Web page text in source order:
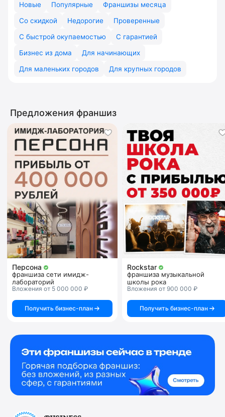
Новые Популярные
Франшизы месяца
Со скидкой
Недорогие
Проверенные
С быстрой окупаемостью
С гарантией
Бизнес из дома
Для начинающих
Для маленьких городов
Для крупных городов
Предложения франшиз
Персона
франшиза сети имидж-
лабораторий
Вложения от 5 000 000 ₽
Получить бизнес-план
Rockstar
франшиза музыкальной
школы рока
Вложения от 900 000 ₽
Получить бизнес-план